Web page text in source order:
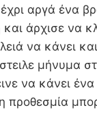
αργά ένα
και άρχισε να
να κάνει
μήνυμα
να κάνει
προθεσμία